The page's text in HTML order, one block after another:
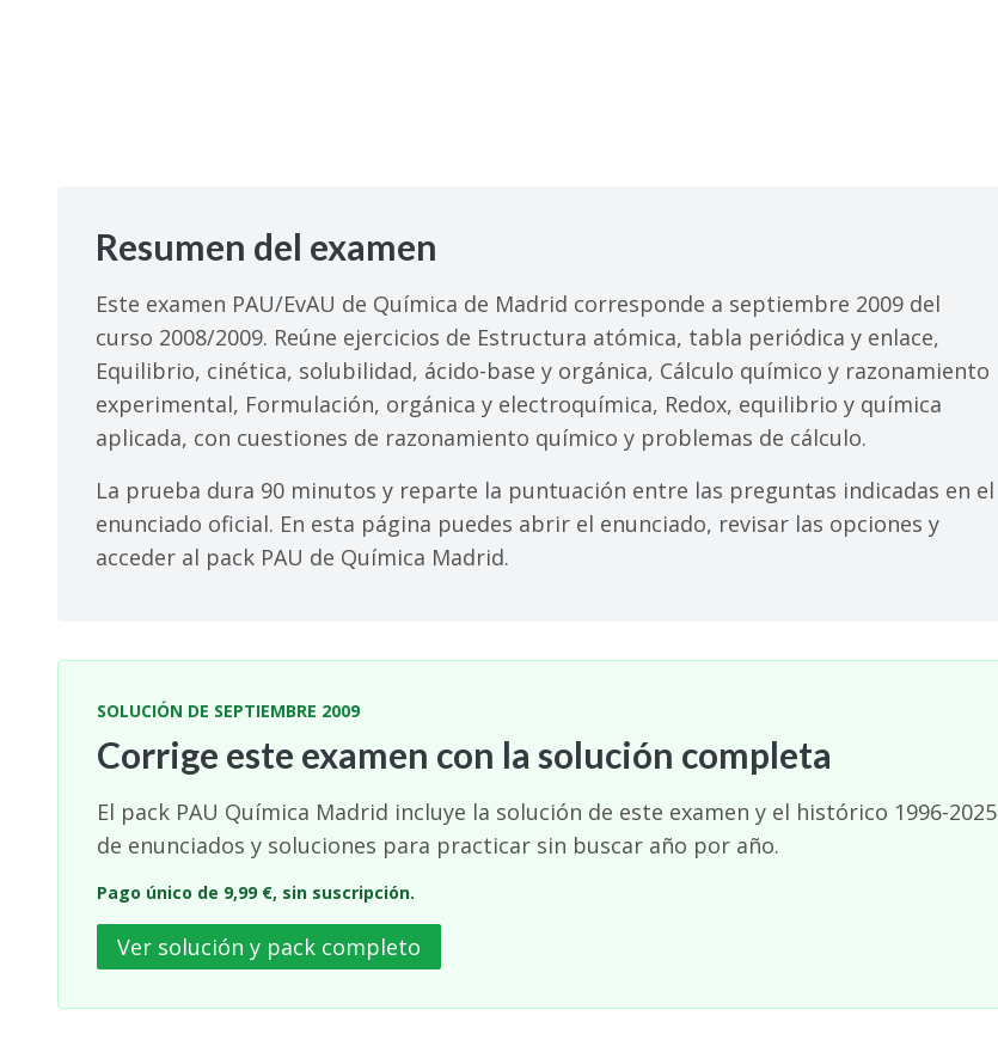
Resumen del examen
Este examen PAU/EvAU de Química de Madrid corresponde a septiembre 2009 del
curso 2008/2009. Reúne ejercicios de Estructura atómica, tabla periódica y enlace,
Equilibrio, cinética, solubilidad, ácido-base y orgánica, Cálculo químico y razonamiento
experimental, Formulación, orgánica y electroquímica, Redox, equilibrio y química
aplicada, con cuestiones de razonamiento químico y problemas de cálculo.
La prueba dura 90 minutos y reparte la puntuación entre las preguntas indicadas en el
enunciado oficial. En esta página puedes abrir el enunciado, revisar las opciones y
acceder al pack PAU de Química Madrid.
SOLUCIÓN DE SEPTIEMBRE 2009
Corrige este examen con la solución completa
El pack PAU Química Madrid incluye la solución de este examen y el histórico 1996-2025
de enunciados y soluciones para practicar sin buscar año por año.
Pago único de 9,99 €, sin suscripción.
Ver solución y pack completo